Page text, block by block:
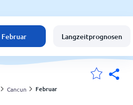
Februar Langzeitprognosen
Cancun Februar